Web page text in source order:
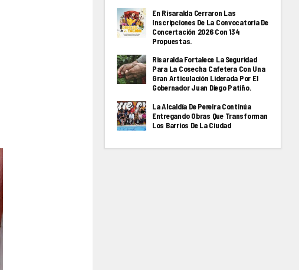
En Risaralda Cerraron Las
Inscripciones De La Convocatoria De
Concertación 2026 Con 134
Propuestas.
Risaralda Fortalece La Seguridad
Para La Cosecha Cafetera Con Una
Gran Articulación Liderada Por El
Gobernador Juan Diego Patiño.
La Alcaldía De Pereira Continúa
Entregando Obras Que Transforman
Los Barrios De La Ciudad